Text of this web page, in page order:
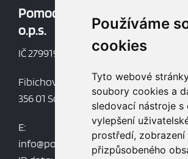
Používáme
cookies
Tyto webové
soubory cookies a
sledovací nástroje s
vylepšení
prostředí, zobrazení
přizpůsobeného
Pomoc v nouzi,
o.p.s.
IČ 27991997
Fibichova 852
356 01 Sokolov
E:
info@pomocvnouziops.cz